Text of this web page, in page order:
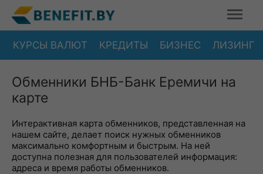
КУРСЫ ВАЛЮТ КРЕДИТЫ БИЗНЕС ЛИЗИНГ
Обменники БНБ-Банк Еремичи на
карте
Интерактивная карта обменников, представленная на
нашем сайте, делает поиск нужных обменников
максимально комфортным и быстрым. На ней
доступна полезная для пользователей информация:
адреса и время работы обменников.